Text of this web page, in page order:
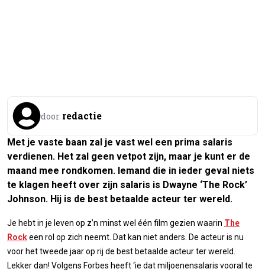
door redactie
Met je vaste baan zal je vast wel een prima salaris
verdienen. Het zal geen vetpot zijn, maar je kunt er de
maand mee rondkomen. Iemand die in ieder geval niets
te klagen heeft over zijn salaris is Dwayne ‘The Rock’
Johnson. Hij is de best betaalde acteur ter wereld.
Je hebt in je leven op z’n minst wel één film gezien waarin The
Rockeen rol op zich neemt. Dat kan niet anders. De acteur is nu
voor het tweede jaar op rij de best betaalde acteur ter wereld.
Lekker dan! Volgens Forbes heeft ‘ie dat miljoenensalaris vooral te